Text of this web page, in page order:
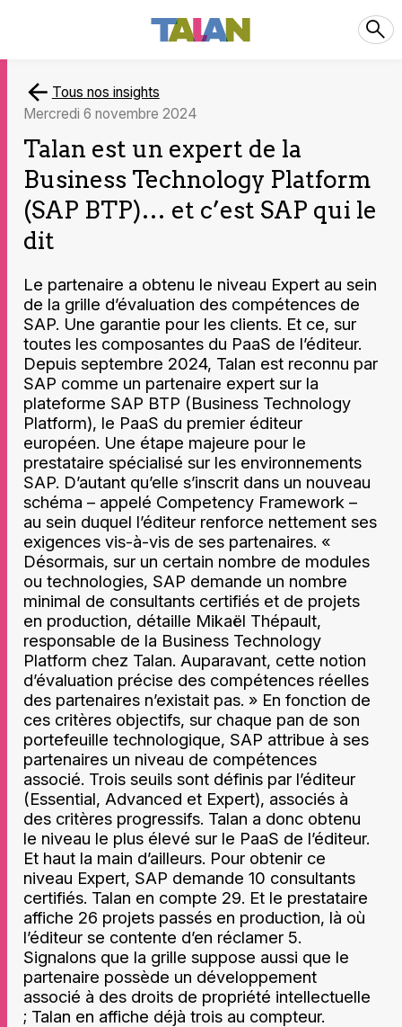
Tous nos insights
mercredi 6 novembre 2024
Talan est un expert de la
Business Technology Platform
(SAP BTP)… et c’est SAP qui le
dit
Le partenaire a obtenu le niveau Expert au sein
de la grille d’évaluation des compétences de
SAP. Une garantie pour les clients. Et ce, sur
toutes les composantes du PaaS de l’éditeur.
Depuis septembre 2024, Talan est reconnu par
SAP comme un partenaire expert sur la
plateforme SAP BTP (Business Technology
Platform), le PaaS du premier éditeur
européen. Une étape majeure pour le
prestataire spécialisé sur les environnements
SAP. D’autant qu’elle s’inscrit dans un nouveau
schéma – appelé Competency Framework –
au sein duquel l’éditeur renforce nettement ses
exigences vis-à-vis de ses partenaires. «
Désormais, sur un certain nombre de modules
ou technologies, SAP demande un nombre
minimal de consultants certifiés et de projets
en production, détaille Mikaël Thépault,
responsable de la Business Technology
Platform chez Talan. Auparavant, cette notion
d’évaluation précise des compétences réelles
des partenaires n’existait pas. » En fonction de
ces critères objectifs, sur chaque pan de son
portefeuille technologique, SAP attribue à ses
partenaires un niveau de compétences
associé. Trois seuils sont définis par l’éditeur
(Essential, Advanced et Expert), associés à
des critères progressifs. Talan a donc obtenu
le niveau le plus élevé sur le PaaS de l’éditeur.
Et haut la main d’ailleurs. Pour obtenir ce
niveau Expert, SAP demande 10 consultants
certifiés. Talan en compte 29. Et le prestataire
affiche 26 projets passés en production, là où
l’éditeur se contente d’en réclamer 5.
Signalons que la grille suppose aussi que le
partenaire possède un développement
associé à des droits de propriété intellectuelle
; Talan en affiche déjà trois au compteur.